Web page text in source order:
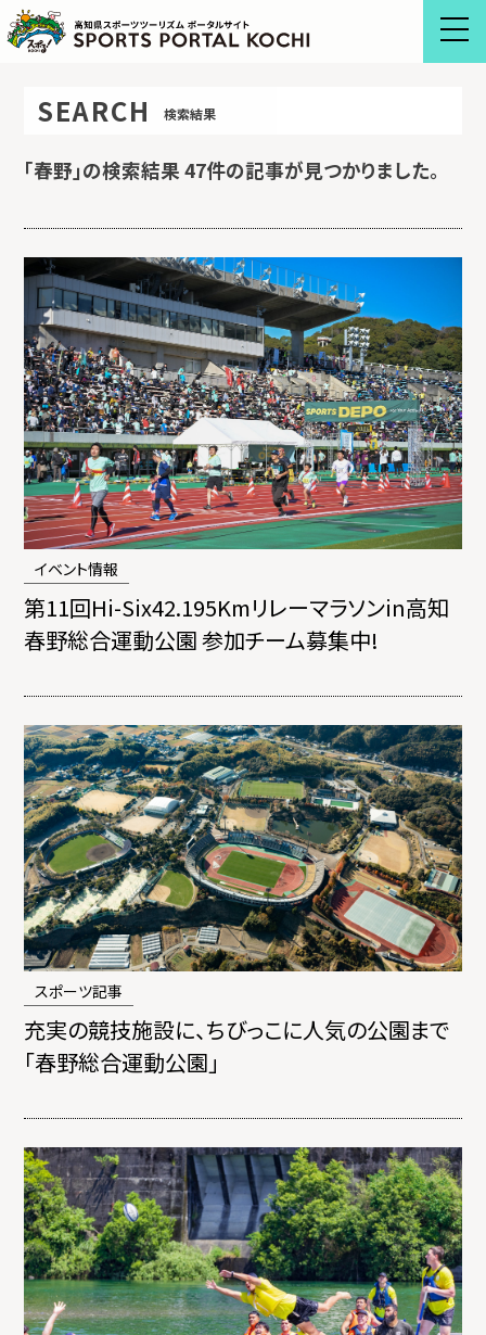
Skip
to
SEARCH 検索結果
「春野」の検索結果 47件の記事が見つかりました。
イベント情報
第11回Hi-Six42.195Kmリレーマラソンin高知
春野総合運動公園 参加チーム募集中!
スポーツ記事
充実の競技施設に、ちびっこに人気の公園まで
「春野総合運動公園」